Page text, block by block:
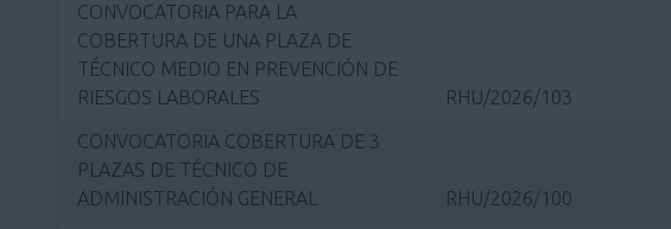
CONVOCATORIA PARA LA
COBERTURA DE UNA PLAZA DE
TÉCNICO MEDIO EN PREVENCIÓN DE
RIESGOS LABORALES
RHU/2026/103
CONVOCATORIA COBERTURA DE 3
PLAZAS DE TÉCNICO DE
ADMINISTRACIÓN GENERAL
RHU/2026/100